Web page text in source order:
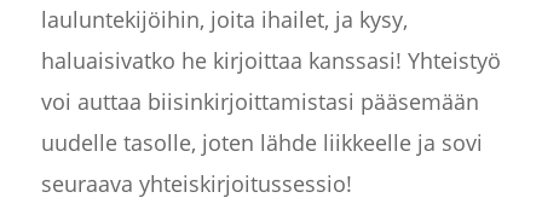
lauluntekijöihin, joita ihailet, ja kysy,
haluaisivatko he kirjoittaa kanssasi! Yhteistyö
voi auttaa biisinkirjoittamistasi pääsemään
uudelle tasolle, joten lähde liikkeelle ja sovi
seuraava yhteiskirjoitussessio!